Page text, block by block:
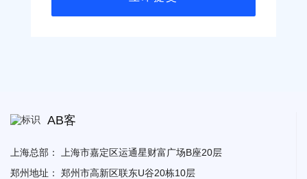
AB客
上海总部：
上海市嘉定区运通星财富广场B座20层
郑州地址：
郑州市高新区联东U谷20栋10层